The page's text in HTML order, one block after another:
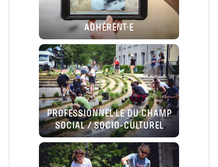
ADHÉRENT·E
PROFESSIONNEL·LE DU CHAMP
SOCIAL / SOCIO-CULTUREL